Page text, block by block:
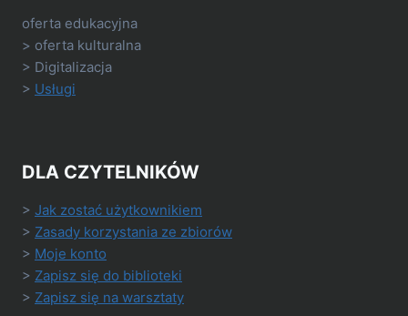
oferta edukacyjna
> oferta kulturalna
> Digitalizacja
> Usługi
DLA CZYTELNIKÓW
> Jak zostać użytkownikiem
> Zasady korzystania ze zbiorów
> Moje konto
> Zapisz się do biblioteki
> Zapisz się na warsztaty